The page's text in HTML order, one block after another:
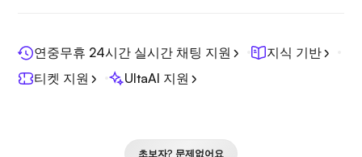
연중무휴 24시간 실시간 채팅 지원
지식 기반
티켓 지원
UltaAI 지원
초보자? 문제없어요